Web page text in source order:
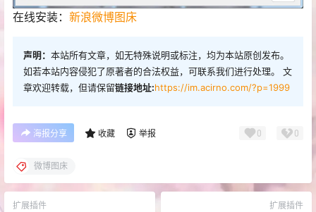
在线安装： 新浪微博图床
声明： 本站所有文章，如无特殊说明或标注，均为本站原创发布。
如若本站内容侵犯了原著者的合法权益，可联系我们进行处理。 文
章欢迎转载，但请保留链接地址:https://im.acirno.com/?p=1999
海报分享 收藏 举报 0 0
微博图床
扩展插件 扩展插件